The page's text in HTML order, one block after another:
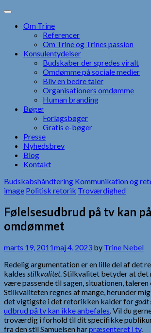
Skip
contentOm Trine
Referencer
Om Trine og Trines passion
Konsulentydelser
Budskaber der spredes viralt
Omdømme på sociale medier
Bliv en bedre taler
Organisationers omdømme
Human branding
Bøger
Forlagsbøger
Gratis e-bøger
Presse
Nyhedsbrev
Blog
Kontakt
Budskabshåndtering Kommunikation og
image Politisk retorik Troværdighed
Følelsesudbrud på tv kan
omdømmet
marts 19, 2011maj 4, 2023 by Trine Nebel
Redelig argumentation er en lille del af det
kaldes stilkvalitet. Stilkvalitet betyder at det
være passende til sagen, situationen,
Stilkvaliteten regnes af mange, herunder
det vigtigste i det retorikken kalder for godt
udbrud på tv kan ikke anbefales. Vil du
troværdig i forhold til dit specifikke
fra den stil Samuelsen harpræsenteret i tv.